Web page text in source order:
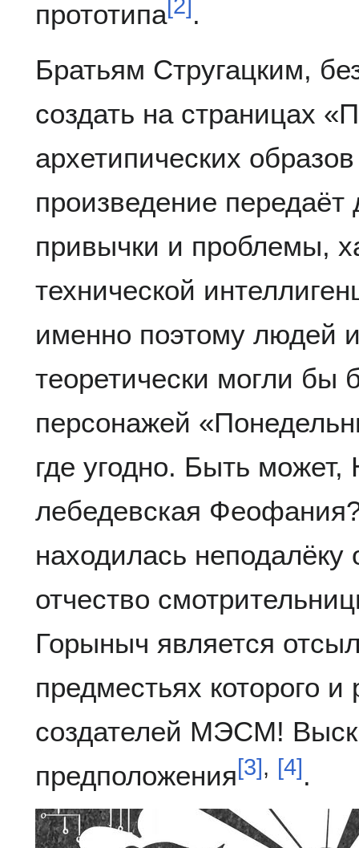
прототипа[2] .
Братьям Стругацким,
создать на страницах
архетипических
произведение передаёт
привычки и проблемы,
технической
именно поэтому людей
теоретически могли бы
персонажей
где угодно. Быть
лебедевская
находилась
отчество
Горыныч является
предместьях которого
создателей МЭСМ!
предположения[3], [4] .